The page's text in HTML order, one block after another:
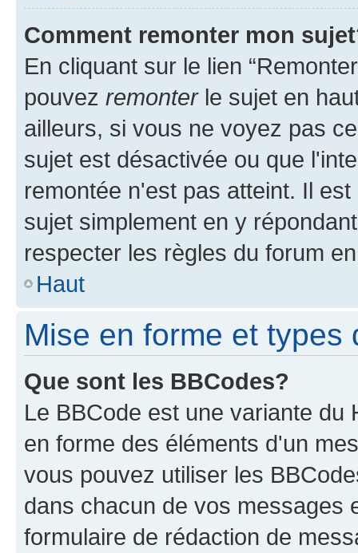
Comment remonter mon
En cliquant sur le lien
pouvez remonterle sujet en
ailleurs, si vous ne voyez pas
sujet est désactivée ou que
remontée n'est pas atteint. Il
sujet simplement en y
respecter les règles du forum
Haut
Mise en forme et types
Que sont les BBCodes?
Le BBCode est une variante du
en forme des éléments d'un
vous pouvez utiliser les
dans chacun de vos messages
formulaire de rédaction de